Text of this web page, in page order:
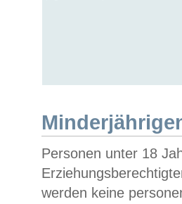
Personen unter 18
werden keine